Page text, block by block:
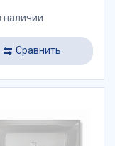
наличии
Сравнить